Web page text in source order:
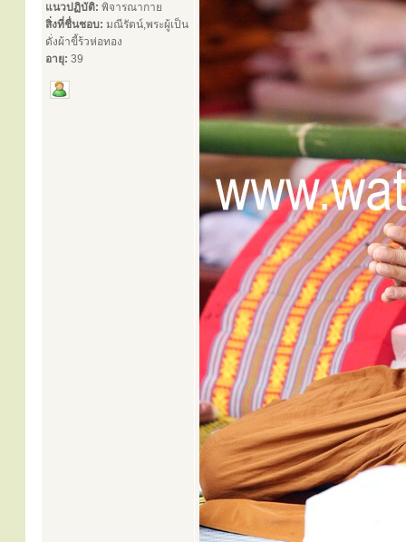
แนวปฏิบัติ: พิจารณากาย
สิ่งที่ชื่นชอบ: มณีรัตน์,พระผู้เป็น
ดั่งผ้าขี้ร้วห่อทอง
อายุ: 39